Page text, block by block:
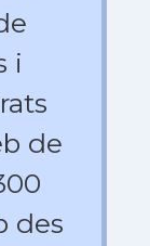
i
de
des